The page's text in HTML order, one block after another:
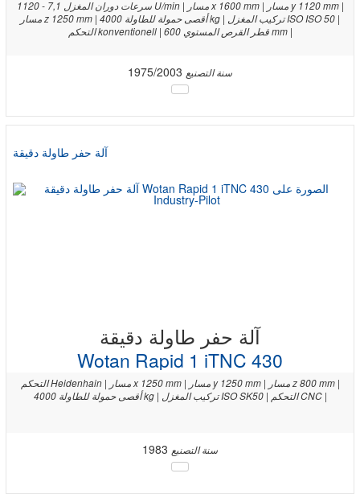
سرعات دوران المغزل 7,1 - 1120 U/min | مسار x 1600 mm | مسار y 1120 mm |
مسار z 1250 mm | أقصى حمولة للطاولة 4000 kg | تركيب المغزل ISO ISO 50 |
التحكم konventionell | قطر القرص المستوي 600 mm |
سنة التصنيع
آلة حفر طاولة دقيقة
آلة حفر طاولة دقيقة
Wotan Rapid 1 iTNC 430
التحكم Heidenhain | مسار x 1250 mm | مسار y 1250 mm | مسار z 800 mm |
أقصى حمولة للطاولة 4000 kg | تركيب المغزل ISO SK50 | التحكم CNC |
سنة التصنيع